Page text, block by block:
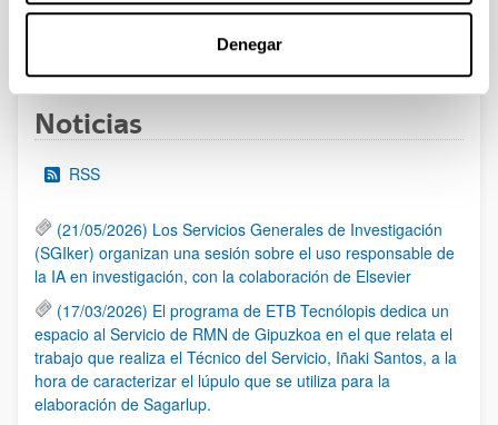
Denegar
Páginas intermedias Use TAB para desplazarse.
PáginaPágina
13 14
Noticias
RSS
(21/05/2026) Los Servicios Generales de Investigación
(SGIker) organizan una sesión sobre el uso responsable de
la IA en investigación, con la colaboración de Elsevier
(17/03/2026) El programa de ETB Tecnólopis dedica un
espacio al Servicio de RMN de Gipuzkoa en el que relata el
trabajo que realiza el Técnico del Servicio, Iñaki Santos, a la
hora de caracterizar el lúpulo que se utiliza para la
elaboración de Sagarlup.